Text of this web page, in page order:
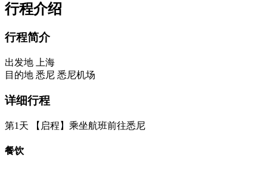
行程介绍
行程简介
出发地
上海
目的地 悉尼 悉尼机场
详细行程
第1天 【启程】乘坐航班前往悉尼
餐饮